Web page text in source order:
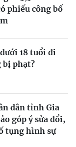
phiếu công bố
18 tuổi đi
bị phạt?
dân tỉnh Gia
góp ý sửa đổi,
tụng hình sự